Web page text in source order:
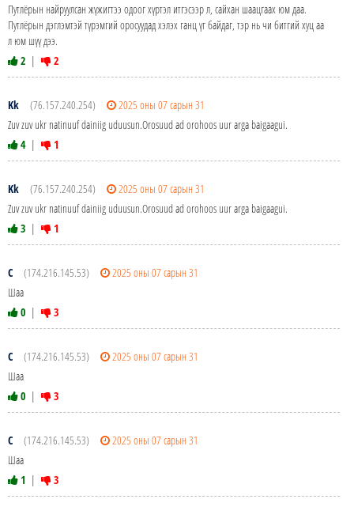
Путлёрын найруулсан жүжигтээ одоог хүртэл итгэсээр л, сайхан шаацгаах юм даа.
Путлёрын дэглэмтэй түрэмгий оросуудад хэлэх ганц үг байдаг, тэр нь чи битгий хуц аа
л юм шүү дээ.
2 | 2
Kk (76.157.240.254)
2025 оны 07 сарын 31
Zuv zuv ukr natinuuf dainiig uduusun.Orosuud ad orohoos uur arga baigaagui.
4 | 1
Kk (76.157.240.254)
2025 оны 07 сарын 31
Zuv zuv ukr natinuuf dainiig uduusun.Orosuud ad orohoos uur arga baigaagui.
3 | 1
С (174.216.145.53)
2025 оны 07 сарын 31
Шаа
0 | 3
С (174.216.145.53)
2025 оны 07 сарын 31
Шаа
0 | 3
С (174.216.145.53)
2025 оны 07 сарын 31
Шаа
1 | 3